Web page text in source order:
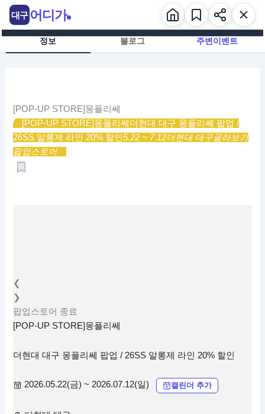
츠
정보 블로그 주변이벤트
[POP-UP STORE]몽플리쎄
[POP-UP STORE]몽플리쎄 더현대 대구 몽플리쎄 팝업 /
26SS 알롱제 라인 20% 할인5.22 ~ 7.12더현대 대구골라보기
팝업스토어
❮
❯
팝업스토어 종료
[POP-UP STORE]몽플리쎄
더현대 대구 몽플리쎄 팝업 / 26SS 알롱제 라인 20% 할인
2026.05.22(금) ~ 2026.07.12(일) 캘린더 추가
대구 어디가